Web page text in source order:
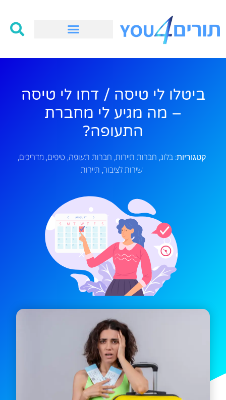
ביטלו לי טיסה / דחו לי טיסה
– מה מגיע לי מחברת
התעופה?
קטגוריות: בלוג, חברות תיירות, חברות תעופה, טיפים, מדריכים,
שירות לציבור, תיירות